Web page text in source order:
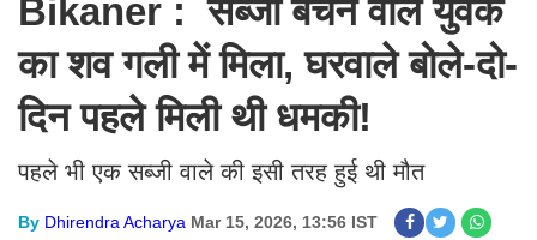
Bikaner : सब्जी बेचने वाले युवक
का शव गली में मिला, घरवाले बोले-दो-
दिन पहले मिली थी धमकी!
पहले भी एक सब्जी वाले की इसी तरह हुई थी मौत
By Dhirendra Acharya Mar 15, 2026, 13:56 IST